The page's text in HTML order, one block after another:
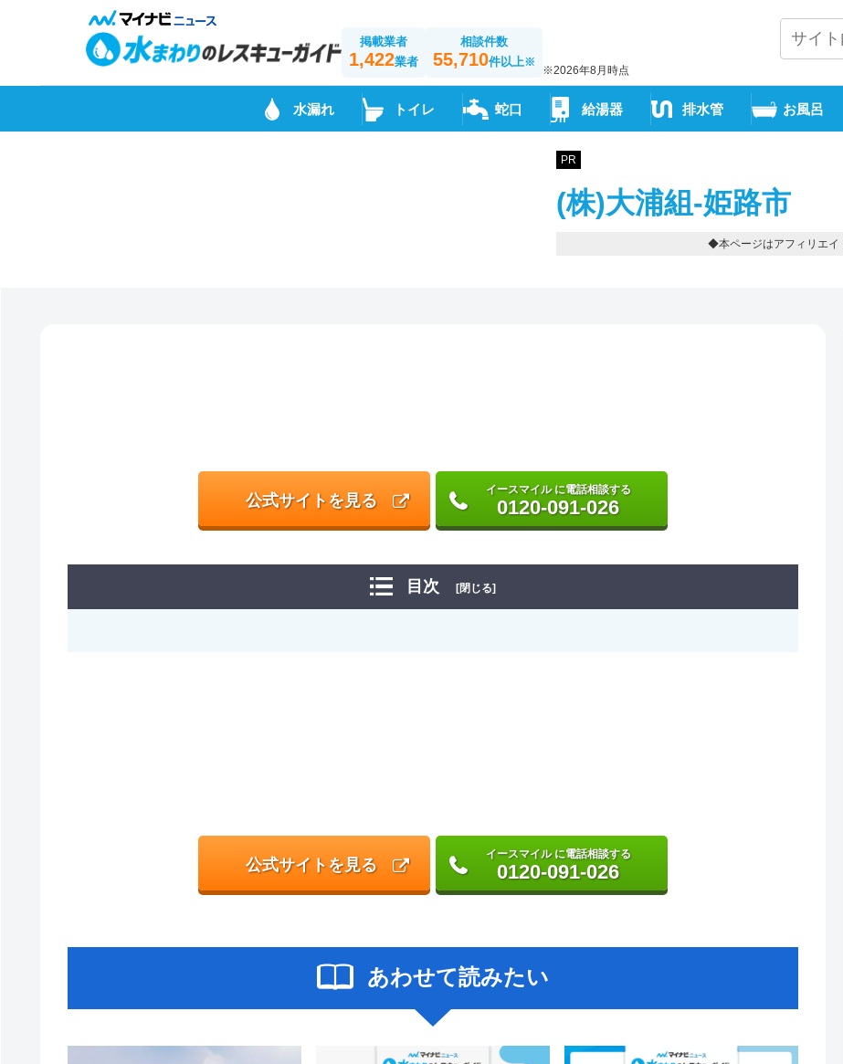
掲載業者
1,422業者
相談件数
55,710件以上※
※2026年8月時点
水漏れ トイレ 蛇口 給湯器 排水管 お風呂
PR
(株)大浦組-姫路市
◆本ページはアフィリエイ
公式サイトを見る
イースマイル に電話相談する
0120-091-026
目次 [閉じる]
公式サイトを見る
イースマイル に電話相談する
0120-091-026
あわせて読みたい